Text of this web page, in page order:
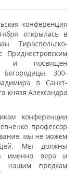
конференция
открылась в
Тираспольско-
Приднестровским
и посвящен
300-
в Санкт-
князя Александра
конференции
профессор
мы не можем
Мы должны
именно вера и
нашим предкам